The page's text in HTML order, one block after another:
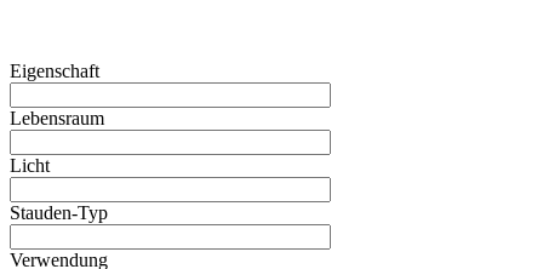
Eigenschaft
Lebensraum
Licht
Stauden-Typ
Verwendung